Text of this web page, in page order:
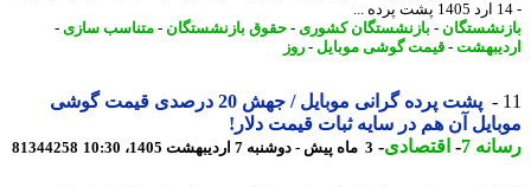
-بازنشستگان کشوری- حقوق بازنشستگان-متناسب سازی-
-قیمت گوشی موبایل-روز
پشت پرده گرانی موبایل / جهش 20 درصدی قیمت گوشی
آن هم در سایه ثبات قیمت دلار!
7
-اقتصادی-3 ماه پیش - دوشنبه 7 اردیبهشت 1405، 10:30 81344258